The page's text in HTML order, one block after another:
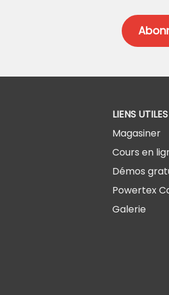
LIENS UTILES
Magasiner
Cours en
Démos
Powertex
Galerie